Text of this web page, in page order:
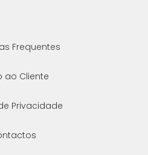
Frequentes
ao Cliente
Privacidade